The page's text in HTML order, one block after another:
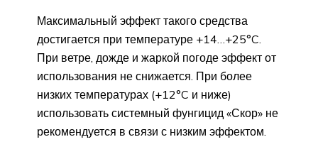
Максимальный эффект такого средства
достигается при температуре +14…+25°C.
При ветре, дожде и жаркой погоде эффект от
использования не снижается. При более
низких температурах (+12°C и ниже)
использовать системный фунгицид «Скор» не
рекомендуется в связи с низким эффектом.